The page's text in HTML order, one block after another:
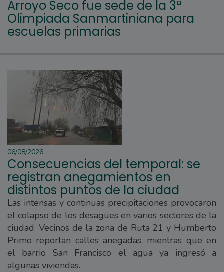
Arroyo Seco fue sede de la 3°
Olimpiada Sanmartiniana para
escuelas primarias
06/08/2026
Consecuencias del temporal: se
registran anegamientos en
distintos puntos de la ciudad
Las intensas y continuas precipitaciones provocaron
el colapso de los desagües en varios sectores de la
ciudad. Vecinos de la zona de Ruta 21 y Humberto
Primo reportan calles anegadas, mientras que en
el barrio San Francisco el agua ya ingresó a
algunas viviendas.